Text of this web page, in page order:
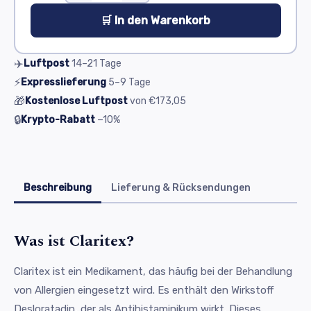
🛒 In den Warenkorb
✈️Luftpost14–21 Tage
⚡Expresslieferung 5–9 Tage
🎁Kostenlose Luftpostvon €173,05
🔒Krypto-Rabatt −10%
Beschreibung Lieferung & Rücksendungen
Was ist Claritex?
Claritex ist ein Medikament, das häufig bei der Behandlung
von Allergien eingesetzt wird. Es enthält den Wirkstoff